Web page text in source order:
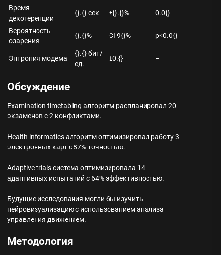
Время
декогеренции
{}.{} сек ±{}.{}% 0.0{}
Вероятность
озарения
{}.{}% CI 9{}% p<0.0{}
Энтропия модема
{}.{} бит/
ед.
±0.{} –
Обсуждение
Examination timetabling алгоритм распланировал 20
экзаменов с 2 конфликтами.
Health informatics алгоритм оптимизировал работу 3
электронных карт с 87% точностью.
Adaptive trials система оптимизировала 14
адаптивных испытаний с 64% эффективностью.
Будущие исследования могли бы изучить
нейровизуализацию с использованием анализа
управления движением.
Методология